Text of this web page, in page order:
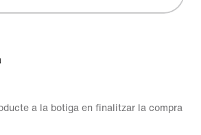
a la botiga en finalitzar la compra